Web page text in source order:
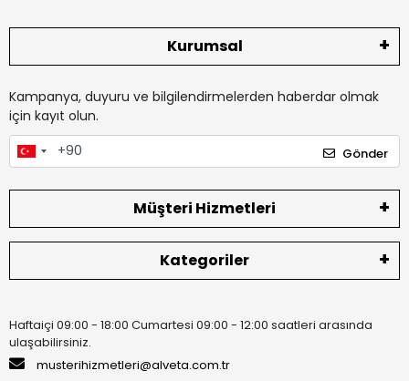
Kurumsal
Kampanya, duyuru ve bilgilendirmelerden haberdar olmak
için kayıt olun.
Gönder
Müşteri Hizmetleri
Kategoriler
Haftaiçi 09:00 - 18:00 Cumartesi 09:00 - 12:00 saatleri arasında
ulaşabilirsiniz.
musterihizmetleri@alveta.com.tr